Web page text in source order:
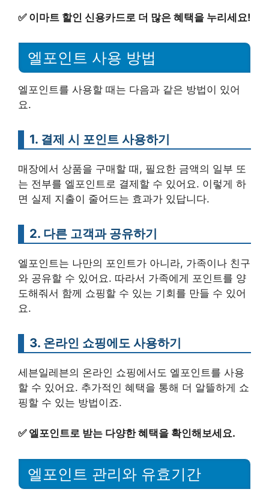
✅ 이마트 할인 신용카드로 더 많은 혜택을 누리세요!
엘포인트 사용 방법
엘포인트를 사용할 때는 다음과 같은 방법이 있어
요.
1. 결제 시 포인트 사용하기
매장에서 상품을 구매할 때, 필요한 금액의 일부 또
는 전부를 엘포인트로 결제할 수 있어요. 이렇게 하
면 실제 지출이 줄어드는 효과가 있답니다.
2. 다른 고객과 공유하기
엘포인트는 나만의 포인트가 아니라, 가족이나 친구
와 공유할 수 있어요. 따라서 가족에게 포인트를 양
도해줘서 함께 쇼핑할 수 있는 기회를 만들 수 있어
요.
3. 온라인 쇼핑에도 사용하기
세븐일레븐의 온라인 쇼핑에서도 엘포인트를 사용
할 수 있어요. 추가적인 혜택을 통해 더 알뜰하게 쇼
핑할 수 있는 방법이죠.
✅ 엘포인트로 받는 다양한 혜택을 확인해보세요.
엘포인트 관리와 유효기간